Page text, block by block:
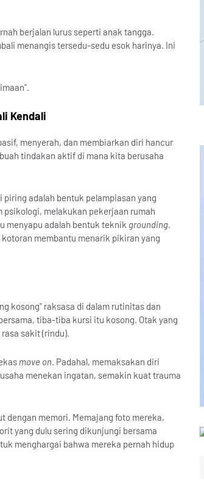
berjalan lurus seperti anak tangga.
menangis tersedu-sedu esok harinya. Ini
Kendali
menyerah, dan membiarkan diri hancur
tindakan aktif di mana kita berusaha
adalah bentuk pelampiasan yang
psikologi, melakukan pekerjaan rumah
menyapu adalah bentuk teknik grounding.
membantu menarik pikiran yang
kosong" raksasa di dalam rutinitas dan
tiba-tiba kursi itu kosong. Otak yang
sakit (rindu).
move on. Padahal, memaksakan diri
menekan ingatan, semakin kuat trauma
dengan memori. Memajang foto mereka,
yang dulu sering dikunjungi bersama
menghargai bahwa mereka pernah hidup